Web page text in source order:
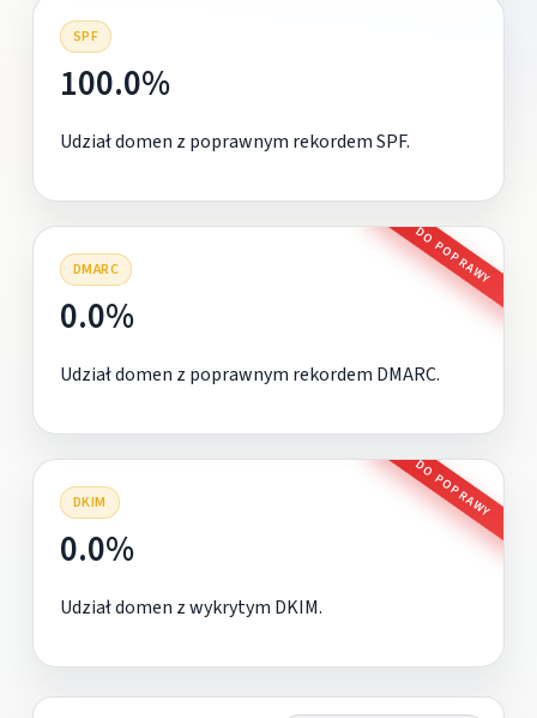
SPF
100.0%
Udział domen z poprawnym rekordem SPF.
DMARC DO POPRAWY
0.0%
Udział domen z poprawnym rekordem DMARC.
DKIM DO POPRAWY
0.0%
Udział domen z wykrytym DKIM.